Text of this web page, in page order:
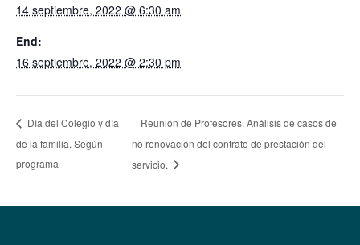
14 septiembre, 2022 @ 6:30 am
End:
16 septiembre, 2022 @ 2:30 pm
Día del Colegio y día
de la familia. Según
programa
Reunión de Profesores. Análisis de casos de
no renovación del contrato de prestación del
servicio.